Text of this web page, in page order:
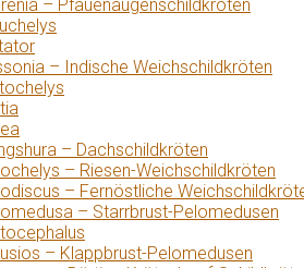
– Pfauenaugenschildkröten
– Indische Weichschildkröten
– Dachschildkröten
– Riesen-Weichschildkröten
– Fernöstliche
– Starrbrust-Pelomedusen
– Klappbrust-Pelomedusen